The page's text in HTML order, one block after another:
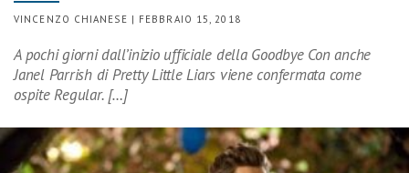
VINCENZO CHIANESE | FEBBRAIO 15, 2018
A pochi giorni dall’inizio ufficiale della Goodbye Con anche
Janel Parrish di Pretty Little Liars viene confermata come
ospite Regular. […]